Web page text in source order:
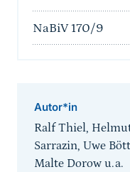
NaBiV 170/9
Autor*in
Ralf Thiel,
Sarrazin, Uwe
Malte Dorow u.a.